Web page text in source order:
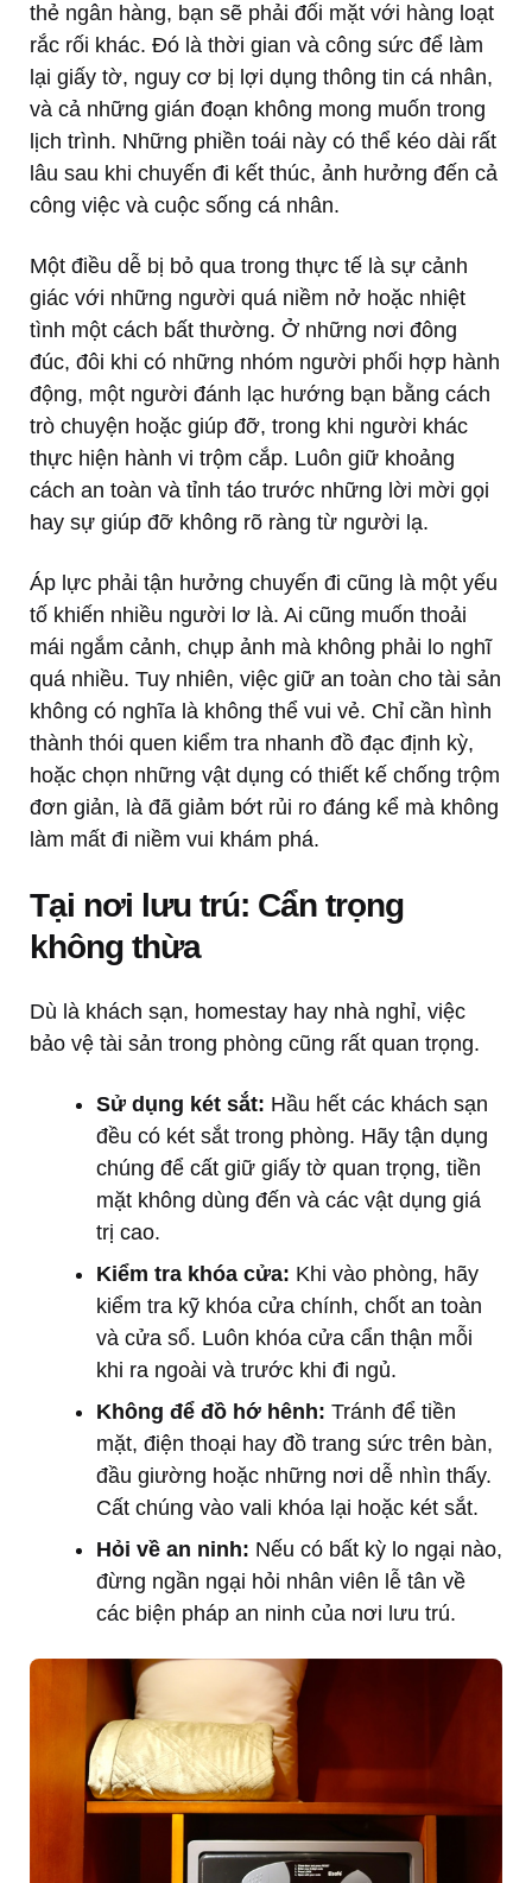
thẻ ngân hàng, bạn sẽ phải đối mặt với hàng loạt
rắc rối khác. Đó là thời gian và công sức để làm
lại giấy tờ, nguy cơ bị lợi dụng thông tin cá nhân,
và cả những gián đoạn không mong muốn trong
lịch trình. Những phiền toái này có thể kéo dài rất
lâu sau khi chuyến đi kết thúc, ảnh hưởng đến cả
công việc và cuộc sống cá nhân.
Một điều dễ bị bỏ qua trong thực tế là sự cảnh
giác với những người quá niềm nở hoặc nhiệt
tình một cách bất thường. Ở những nơi đông
đúc, đôi khi có những nhóm người phối hợp hành
động, một người đánh lạc hướng bạn bằng cách
trò chuyện hoặc giúp đỡ, trong khi người khác
thực hiện hành vi trộm cắp. Luôn giữ khoảng
cách an toàn và tỉnh táo trước những lời mời gọi
hay sự giúp đỡ không rõ ràng từ người lạ.
Áp lực phải tận hưởng chuyến đi cũng là một yếu
tố khiến nhiều người lơ là. Ai cũng muốn thoải
mái ngắm cảnh, chụp ảnh mà không phải lo nghĩ
quá nhiều. Tuy nhiên, việc giữ an toàn cho tài sản
không có nghĩa là không thể vui vẻ. Chỉ cần hình
thành thói quen kiểm tra nhanh đồ đạc định kỳ,
hoặc chọn những vật dụng có thiết kế chống trộm
đơn giản, là đã giảm bớt rủi ro đáng kể mà không
làm mất đi niềm vui khám phá.
Tại nơi lưu trú: Cẩn trọng
không thừa
Dù là khách sạn, homestay hay nhà nghỉ, việc
bảo vệ tài sản trong phòng cũng rất quan trọng.
Sử dụng két sắt: Hầu hết các khách sạn
đều có két sắt trong phòng. Hãy tận dụng
chúng để cất giữ giấy tờ quan trọng, tiền
mặt không dùng đến và các vật dụng giá
trị cao.
Kiểm tra khóa cửa: Khi vào phòng, hãy
kiểm tra kỹ khóa cửa chính, chốt an toàn
và cửa sổ. Luôn khóa cửa cẩn thận mỗi
khi ra ngoài và trước khi đi ngủ.
Không để đồ hớ hênh: Tránh để tiền
mặt, điện thoại hay đồ trang sức trên bàn,
đầu giường hoặc những nơi dễ nhìn thấy.
Cất chúng vào vali khóa lại hoặc két sắt.
Hỏi về an ninh: Nếu có bất kỳ lo ngại nào,
đừng ngần ngại hỏi nhân viên lễ tân về
các biện pháp an ninh của nơi lưu trú.